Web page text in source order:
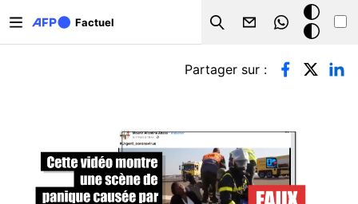
Factuel
Search
Mode
sombre
Onglets principaux
Partager sur :